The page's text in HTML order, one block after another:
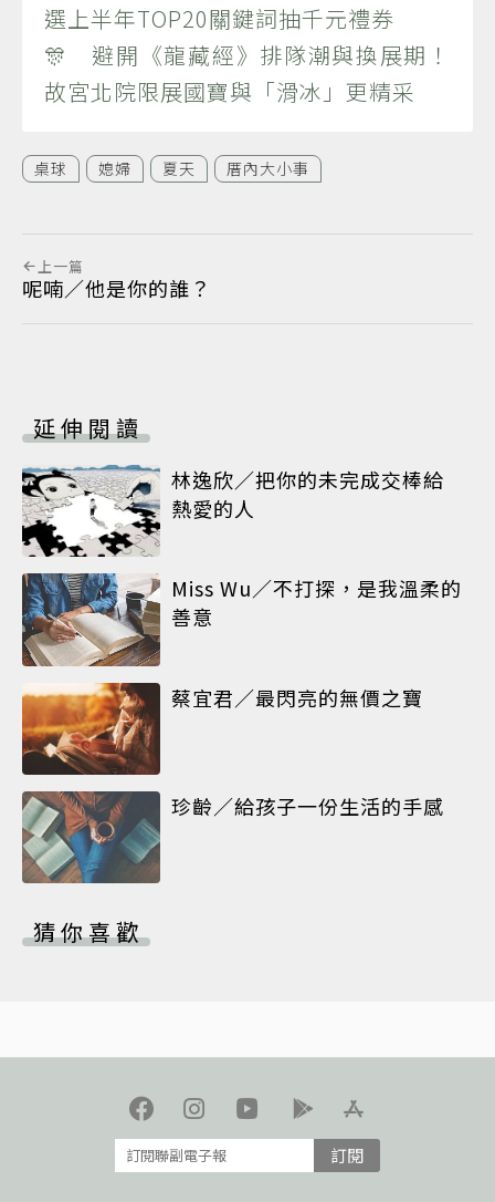
選上半年TOP20關鍵詞抽千元禮券
🎊 避開《龍藏經》排隊潮與換展期！
故宮北院限展國寶與「滑冰」更精采
桌球 媳婦 夏天 厝內大小事
上一篇
呢喃／他是你的誰？
延伸閱讀
林逸欣／把你的未完成交棒給
熱愛的人
Miss Wu／不打探，是我溫柔的
善意
蔡宜君／最閃亮的無價之寶
珍齡／給孩子一份生活的手感
猜你喜歡
訂閱